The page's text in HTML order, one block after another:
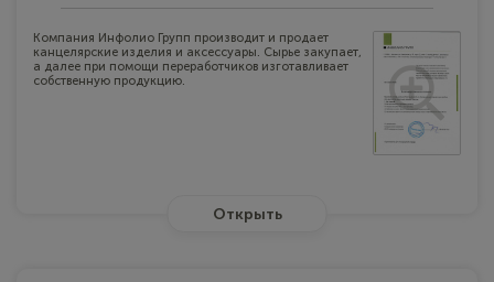
Компания Инфолио Групп производит и продает
канцелярские изделия и аксессуары. Сырье закупает,
а далее при помощи переработчиков изготавливает
собственную продукцию.
Открыть